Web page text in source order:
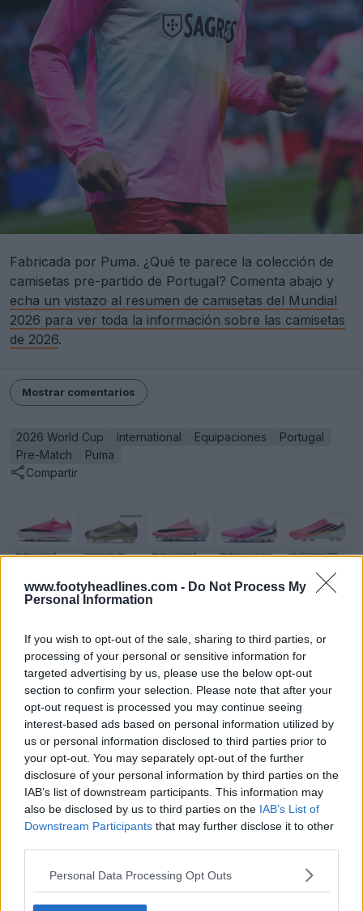
www.footyheadlines.com - Do Not Process My
Personal Information
If you wish to opt-out of the sale, sharing to third parties, or
processing of your personal or sensitive information for
targeted advertising by us, please use the below opt-out
section to confirm your selection. Please note that after your
opt-out request is processed you may continue seeing
interest-based ads based on personal information utilized by
us or personal information disclosed to third parties prior to
your opt-out. You may separately opt-out of the further
disclosure of your personal information by third parties on the
IAB’s list of downstream participants. This information may
also be disclosed by us to third parties on the IAB’s List of
Downstream Participants that may further disclose it to other
Personal Data Processing Opt Outs
Fabricada por Puma. ¿Qué te parece la colección de
camisetas pre-partido de Portugal? Comenta abajo y
echa un vistazo al resumen de camisetas del Mundial
2026 para ver toda la información sobre las camisetas
de 2026.
Mostrar comentarios
2026 World Cup International Equipaciones
Portugal
Pre-Match
Puma
Compartir
El legado de las zapatillas deportivas: archivo de
botas de fútbol
OFICIAL Sneaker Legacy